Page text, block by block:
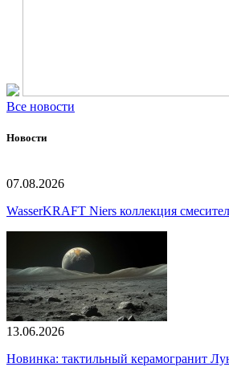
Все новости
Новости
07.08.2026
WasserKRAFT Niers коллекция
13.06.2026
Новинка: тактильный керамогранит